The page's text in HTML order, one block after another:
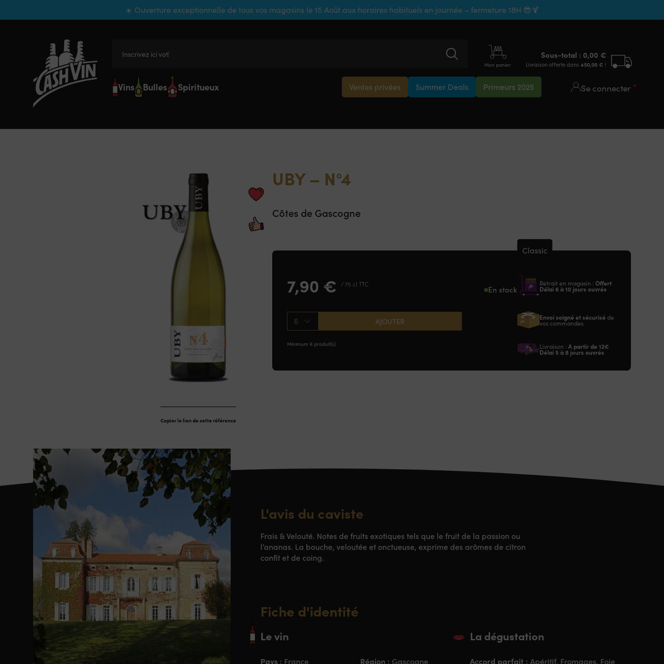
☀️ Ouverture exceptionnelle de tous vos magasins le 15 Août aux horaires habituels en journée – fermeture 18H 😎🍹
Inscrivez ici votre
Mon panier
Sous-total : 0,00 €
Livraison offerte dans 450,00 € !
Vins Bulles Spiritueux Ventes privées Summer Deals Primeurs 2025 Se connecter
Copier le lien de cette référence
UBY – N°4
Côtes de Gascogne
7,90 € / 75 cl TTC En stock
6 AJOUTER
Minimum 6 produit(s)
Classic
Retrait en magasin : Offert
Délai 6 à 10 jours ouvrés
Envoi soigné et sécurisé de
vos commandes
Livraison : A partir de 12€
Délai 5 à 8 jours ouvrés
L'avis du caviste
Frais & Velouté. Notes de fruits exotiques tels que le fruit de la passion ou
l’ananas. La bouche, veloutée et onctueuse, exprime des arômes de citron
confit et de coing.
Fiche d'identité
Le vin
Pays : France Région : Gascogne
La dégustation
Accord parfait : Apéritif, Fromages, Foie